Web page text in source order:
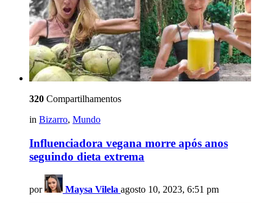
320 Compartilhamentos
in Bizarro, Mundo
Influenciadora vegana morre após anos
seguindo dieta extrema
por Maysa Vilela agosto 10, 2023, 6:51 pm